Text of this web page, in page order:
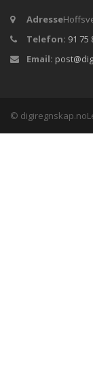
Adresse
Telefon: 91 75
Email:
© digiregnskap.no